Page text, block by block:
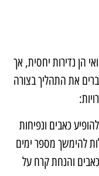
הן נדירות יחסית, אך
את התהליך בצורה
כאבים ונפיחות
להימשך מספר ימים
והנחת קרח על